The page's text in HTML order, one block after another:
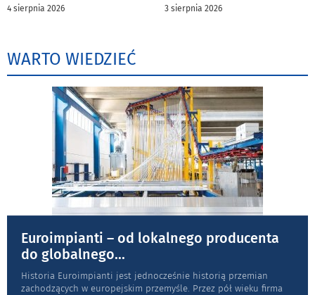
4 sierpnia 2026 3 sierpnia 2026
WARTO WIEDZIEĆ
Euroimpianti – od lokalnego producenta
do globalnego...
Historia Euroimpianti jest jednocześnie historią przemian
zachodzących w europejskim przemyśle. Przez pół wieku firma